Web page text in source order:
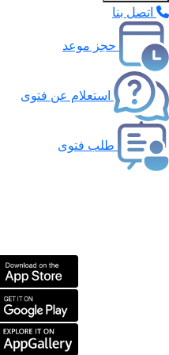
اتصل بنا
حجز موعد
استعلام عن فتوى
طلب فتوى